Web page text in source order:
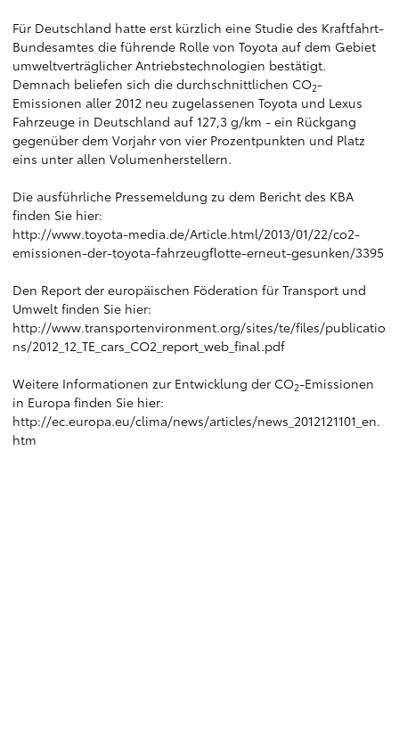
Für Deutschland hatte erst kürzlich eine Studie des Kraftfahrt-
Bundesamtes die führende Rolle von Toyota auf dem Gebiet
umweltverträglicher Antriebstechnologien bestätigt.
Demnach beliefen sich die durchschnittlichen CO2-
Emissionen aller 2012 neu zugelassenen Toyota und Lexus
Fahrzeuge in Deutschland auf 127,3 g/km - ein Rückgang
gegenüber dem Vorjahr von vier Prozentpunkten und Platz
eins unter allen Volumenherstellern.
Die ausführliche Pressemeldung zu dem Bericht des KBA
finden Sie hier:
http://www.toyota-media.de/Article.html/2013/01/22/co2-
emissionen-der-toyota-fahrzeugflotte-erneut-gesunken/3395
Den Report der europäischen Föderation für Transport und
Umwelt finden Sie hier:
http://www.transportenvironment.org/sites/te/files/publicatio
ns/2012_12_TE_cars_CO2_report_web_final.pdf
Weitere Informationen zur Entwicklung der CO2-Emissionen
in Europa finden Sie hier:
http://ec.europa.eu/clima/news/articles/news_2012121101_en.
htm